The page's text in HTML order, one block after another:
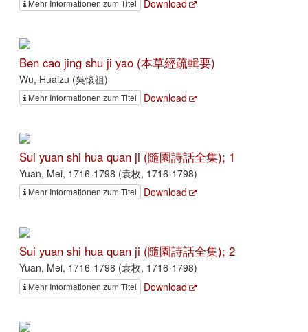
Mehr Informationen zum Titel Download
Ben cao jing shu ji yao (本草經疏輯要)
Wu, Huaizu (吳懷祖)
Mehr Informationen zum Titel Download
Sui yuan shi hua quan ji (隨園詩話全集); 1
Yuan, Mei, 1716-1798 (袁枚, 1716-1798)
Mehr Informationen zum Titel Download
Sui yuan shi hua quan ji (隨園詩話全集); 2
Yuan, Mei, 1716-1798 (袁枚, 1716-1798)
Mehr Informationen zum Titel Download